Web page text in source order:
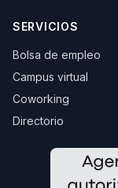
SERVICIOS
Bolsa de empleo
Campus virtual
Coworking
Directorio